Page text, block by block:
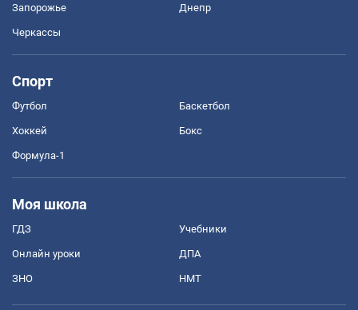
Запорожье Днепр
Черкассы
Спорт
Футбол Баскетбол
Хоккей Бокс
Формула-1
Моя школа
ГДЗ Учебники
Онлайн уроки ДПА
ЗНО НМТ